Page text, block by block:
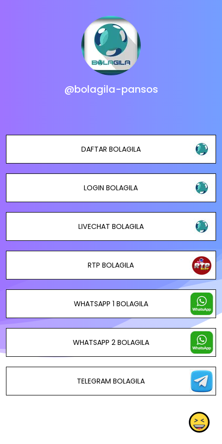
@bolagila-pansos
DAFTAR BOLAGILA
LOGIN BOLAGILA
LIVECHAT BOLAGILA
RTP BOLAGILA
WHATSAPP 1 BOLAGILA
WHATSAPP 2 BOLAGILA
TELEGRAM BOLAGILA